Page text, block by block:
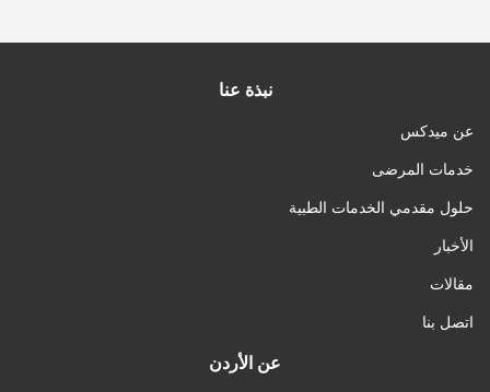
نبذة عنا
عن ميدكس
خدمات المرضى
حلول مقدمي الخدمات الطبية
الأخبار
مقالات
اتصل بنا
عن الأردن